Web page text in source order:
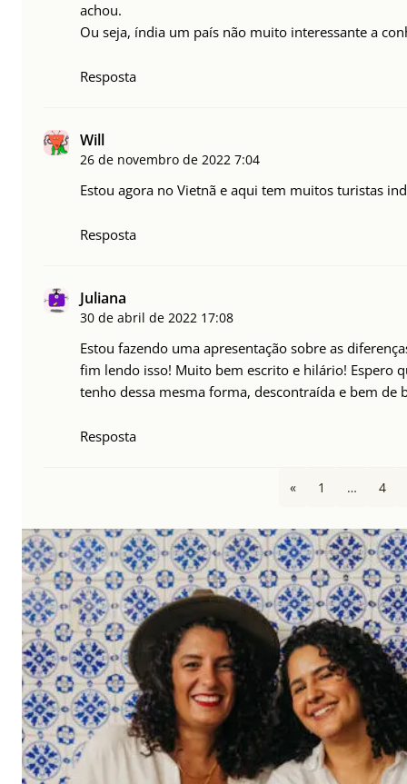
achou.
Ou seja, índia um país não muito interessante a
Resposta
Will
26 de novembro de 2022 7:04
Estou agora no Vietnã e aqui tem muitos turistas
Resposta
Juliana
30 de abril de 2022 17:08
Estou fazendo uma apresentação sobre as
fim lendo isso! Muito bem escrito e hilário! Espero
tenho dessa mesma forma, descontraída e bem de
Resposta
« 1 … 4